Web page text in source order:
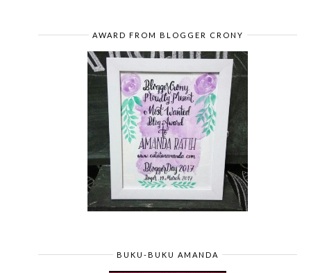
►2015(10) AWARD FROM BLOGGER CRONY
BUKU-BUKU AMANDA